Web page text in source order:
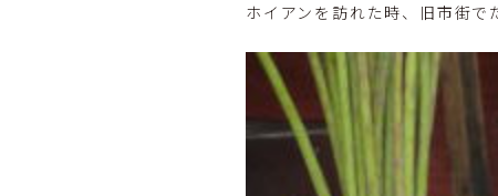
ホイアンを訪れた時、旧市街で